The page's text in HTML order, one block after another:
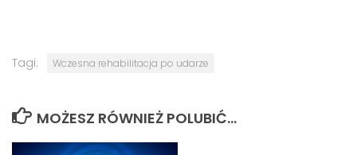
Tagi: Wczesna rehabilitacja po udarze
MOŻESZ RÓWNIEŻ POLUBIĆ…